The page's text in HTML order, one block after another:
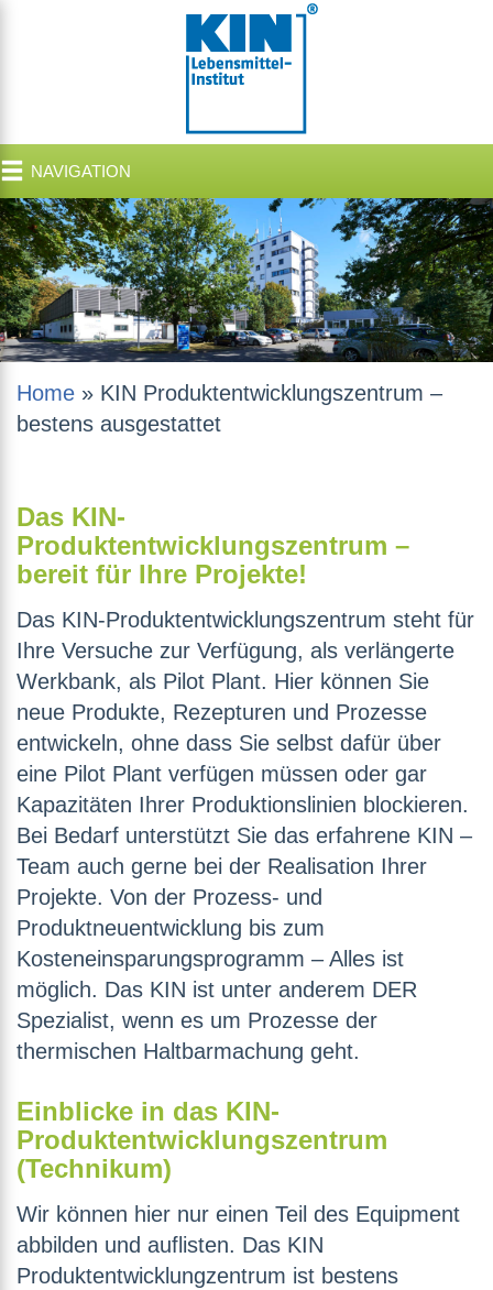
NAVIGATION
Home » KIN Produktentwicklungszentrum –
bestens ausgestattet
Das KIN-
Produktentwicklungszentrum –
bereit für Ihre Projekte!
Das KIN-Produktentwicklungszentrum steht für
Ihre Versuche zur Verfügung, als verlängerte
Werkbank, als Pilot Plant. Hier können Sie
neue Produkte, Rezepturen und Prozesse
entwickeln, ohne dass Sie selbst dafür über
eine Pilot Plant verfügen müssen oder gar
Kapazitäten Ihrer Produktionslinien blockieren.
Bei Bedarf unterstützt Sie das erfahrene KIN –
Team auch gerne bei der Realisation Ihrer
Projekte. Von der Prozess- und
Produktneuentwicklung bis zum
Kosteneinsparungsprogramm – Alles ist
möglich. Das KIN ist unter anderem DER
Spezialist, wenn es um Prozesse der
thermischen Haltbarmachung geht.
Einblicke in das KIN-
Produktentwicklungszentrum
(Technikum)
Wir können hier nur einen Teil des Equipment
abbilden und auflisten. Das KIN
Produktentwicklungzentrum ist bestens